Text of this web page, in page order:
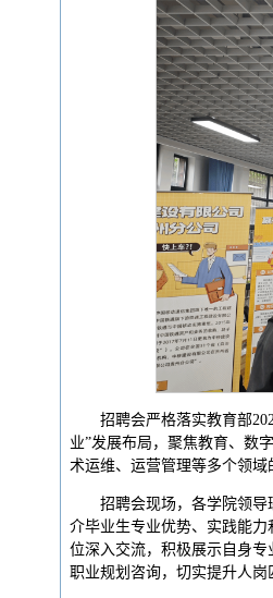
招聘会严格落实教育部
业”发展布局，聚焦教育、数
术运维、运营管理等多个领
招聘会现场，各学院领
介毕业生专业优势、实践能
位深入交流，积极展示自身
职业规划咨询，切实提升人